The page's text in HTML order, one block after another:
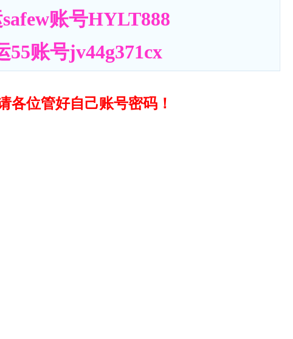
账号HYLT888
账号jv44g371cx
位管好自己账号密码！